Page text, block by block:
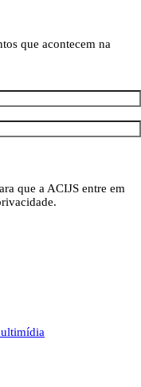
que acontecem na
que a ACIJS entre em